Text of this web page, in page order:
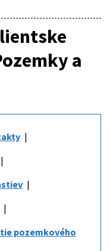
a
pozemkového